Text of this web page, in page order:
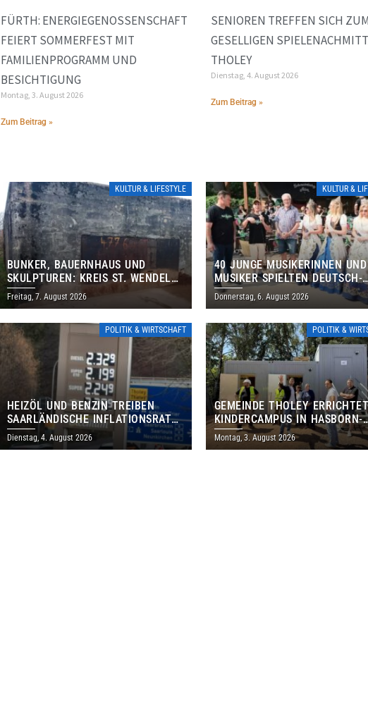
FÜRTH: ENERGIEGENOSSENSCHAFT
FEIERT SOMMERFEST MIT
FAMILIENPROGRAMM UND
BESICHTIGUNG
Montag, 3. August 2026
Zum Beitrag »
SENIOREN TREFFEN SICH ZUM
GESELLIGEN
THOLEY
Dienstag, 4. August 2026
Zum Beitrag »
KULTUR & LIFESTYLE
BUNKER, BAUERNHAUS UND
SKULPTUREN: KREIS ST. WENDEL
LÄDT ZUM TAG DES OFFENEN
DENKMALS EIN
Freitag, 7. August 2026
KULTUR &
40 JUNGE MUSIKERINNEN UND
MUSIKER SPIELTEN DEUTSCH-
BRASILIANISCHES
THOLEY
Donnerstag, 6. August 2026
POLITIK & WIRTSCHAFT
HEIZÖL UND BENZIN TREIBEN
SAARLÄNDISCHE INFLATIONSRATE
IM JULI AUF 3,2 PROZENT
Dienstag, 4. August 2026
POLITIK &
GEMEINDE THOLEY
KINDERCAMPUS IN HASBORN-
DAUTWEILER FÜR RUND 8,5
MILLIONEN EURO
Montag, 3. August 2026